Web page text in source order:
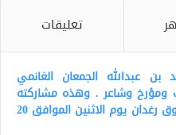
تعليقات
بن عبدالله الجمعان الغانمي
ومؤرخ وشاعر . وهذه مشاركته
في افتتاح سوق رغدان يوم الاثنين الموافق 20